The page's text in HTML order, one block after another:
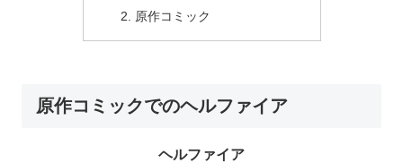
原作コミック
原作コミックでのヘルファイア
ヘルファイア